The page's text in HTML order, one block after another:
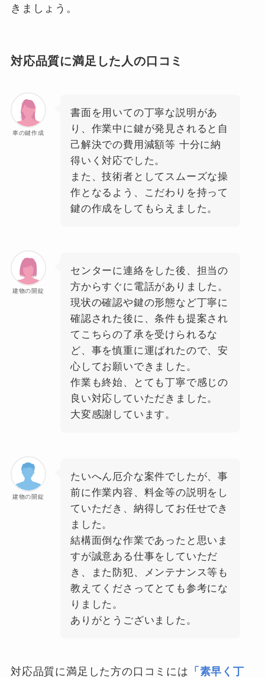
きましょう。
対応品質に満足した人の口コミ
車の鍵作成
書面を用いての丁寧な説明があ
り、作業中に鍵が発見されると自
己解決での費用減額等 十分に納
得いく対応でした。
また、技術者としてスムーズな操
作となるよう、こだわりを持って
鍵の作成をしてもらえました。
建物の開錠
センターに連絡をした後、担当の
方からすぐに電話がありました。
現状の確認や鍵の形態など丁寧に
確認された後に、条件も提案され
てこちらの了承を受けられるな
ど、事を慎重に運ばれたので、安
心してお願いできました。
作業も終始、とても丁寧で感じの
良い対応していただきました。
大変感謝しています。
建物の開錠
たいへん厄介な案件でしたが、事
前に作業内容、料金等の説明をし
ていただき、納得してお任せでき
ました。
結構面倒な作業であったと思いま
すが誠意ある仕事をしていただ
き、また防犯、メンテナンス等も
教えてくださってとても参考にな
りました。
ありがとうございました。
対応品質に満足した方の口コミには 「素早く丁